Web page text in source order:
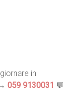
in
→059 9130031 💬